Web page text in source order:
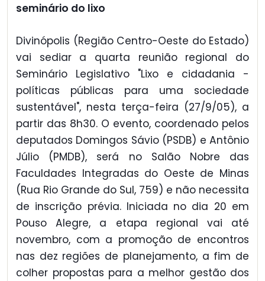
seminário do lixo
Divinópolis (Região Centro-Oeste do Estado)
vai sediar a quarta reunião regional do
Seminário Legislativo "Lixo e cidadania -
políticas públicas para uma sociedade
sustentável", nesta terça-feira (27/9/05), a
partir das 8h30. O evento, coordenado pelos
deputados Domingos Sávio (PSDB) e Antônio
Júlio (PMDB), será no Salão Nobre das
Faculdades Integradas do Oeste de Minas
(Rua Rio Grande do Sul, 759) e não necessita
de inscrição prévia. Iniciada no dia 20 em
Pouso Alegre, a etapa regional vai até
novembro, com a promoção de encontros
nas dez regiões de planejamento, a fim de
colher propostas para a melhor gestão dos